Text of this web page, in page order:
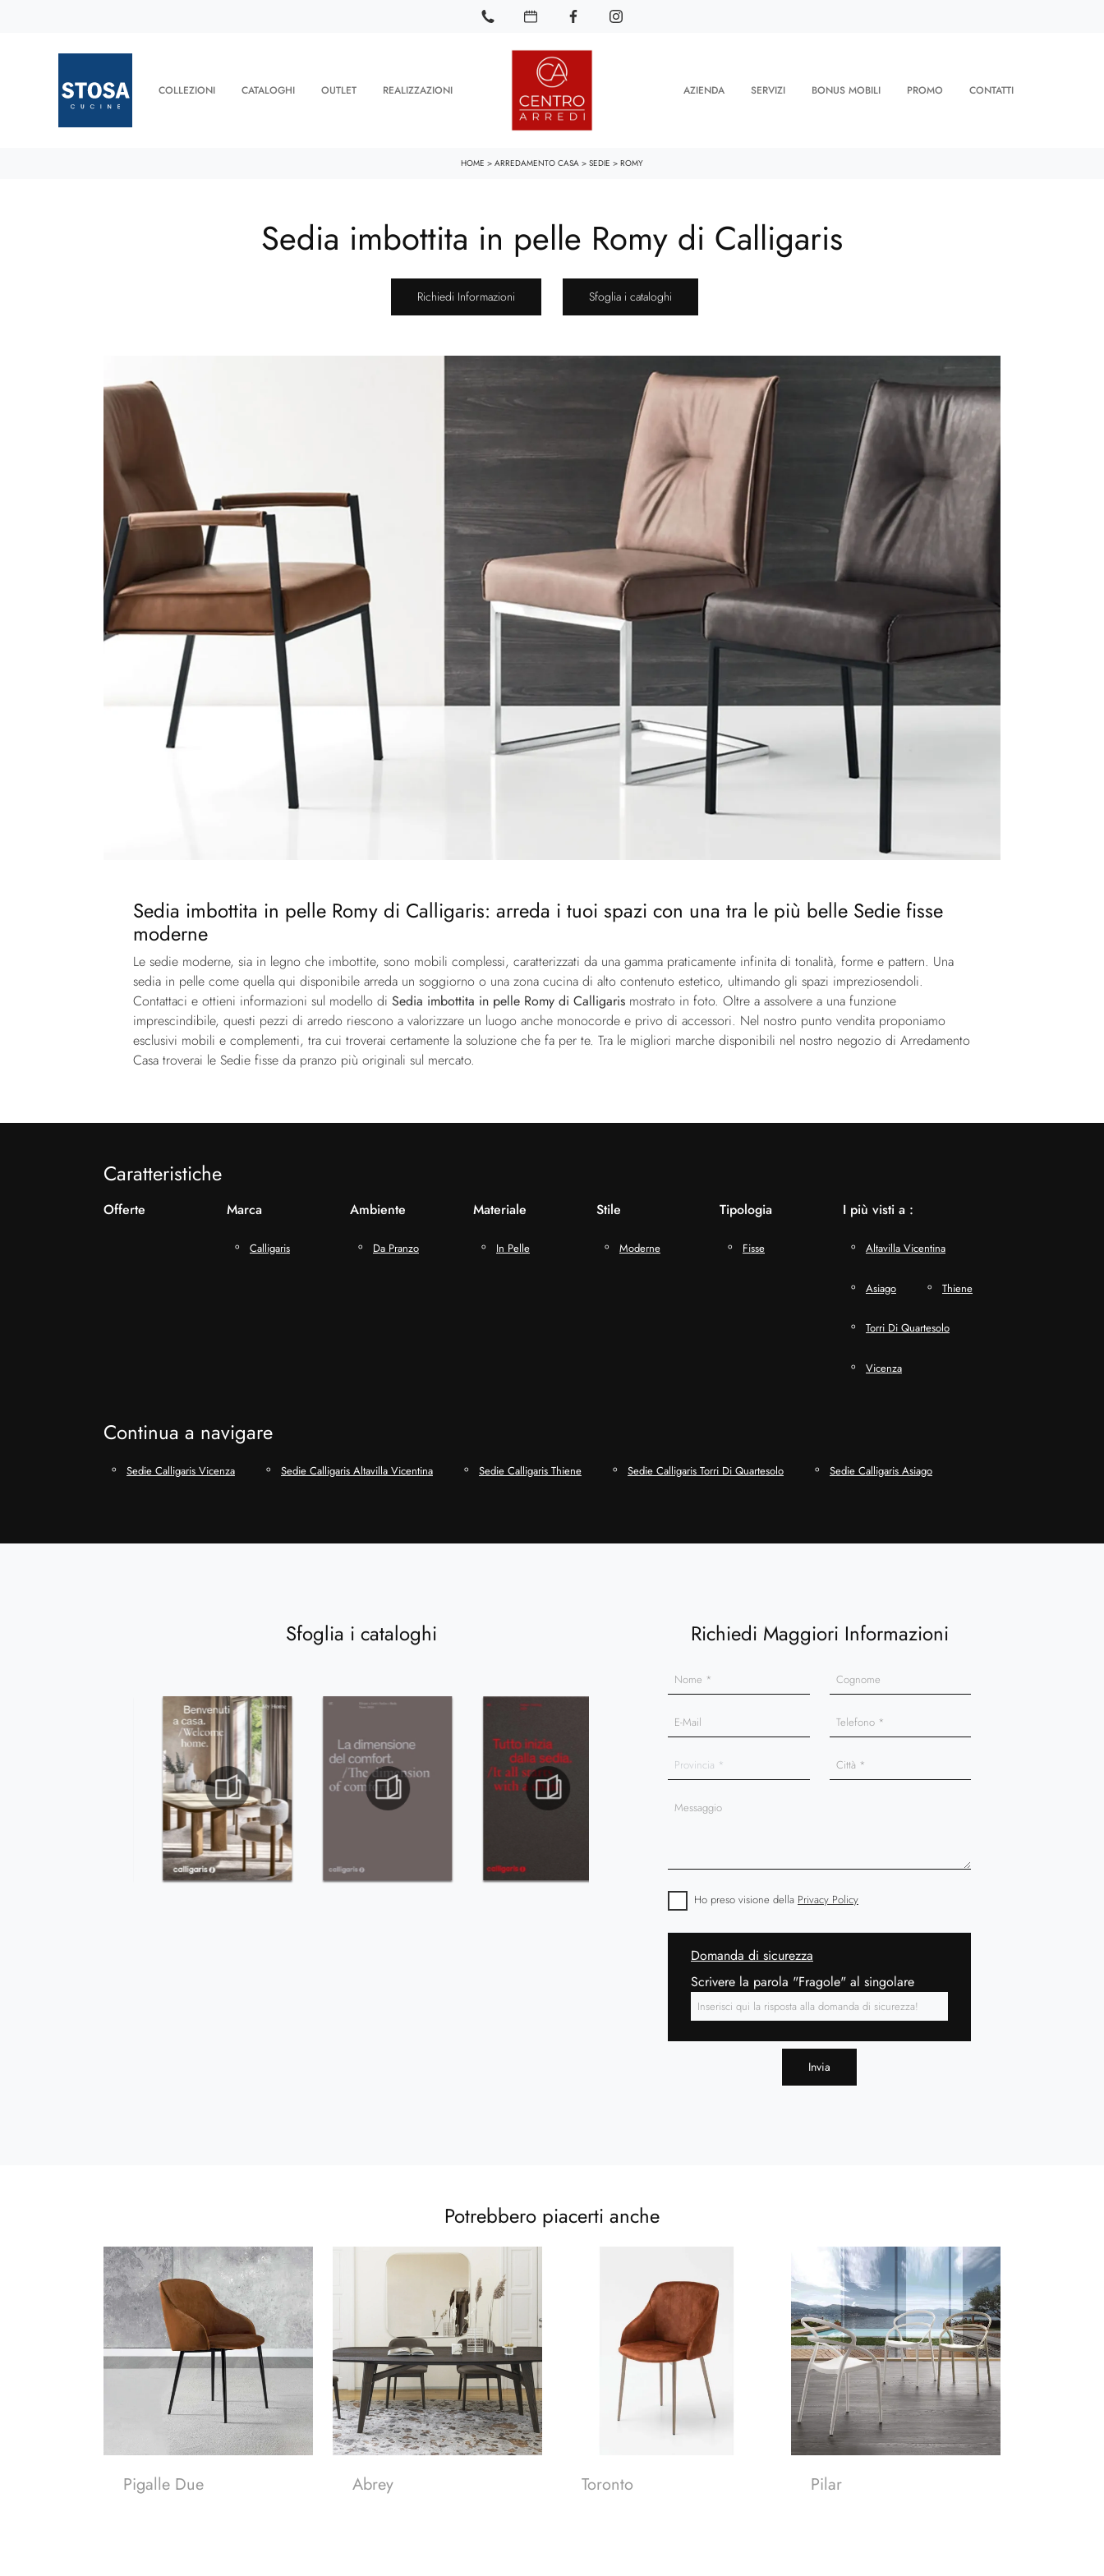
COLLEZIONI CATALOGHI OUTLET REALIZZAZIONI AZIENDA SERVIZI BONUS MOBILI PROMO CONTATTI
HOME > ARREDAMENTO CASA > SEDIE > ROMY
Sedia imbottita in pelle Romy di Calligaris
Richiedi Informazioni Sfoglia i cataloghi
Sedia imbottita in pelle Romy di Calligaris: arreda i tuoi spazi con una tra le più belle Sedie fisse
moderne
Le sedie moderne, sia in legno che imbottite, sono mobili complessi, caratterizzati da una gamma praticamente infinita di tonalità, forme e pattern. Una
sedia in pelle come quella qui disponibile arreda un soggiorno o una zona cucina di alto contenuto estetico, ultimando gli spazi impreziosendoli.
Contattaci e ottieni informazioni sul modello di Sedia imbottita in pelle Romy di Calligaris mostrato in foto. Oltre a assolvere a una funzione
imprescindibile, questi pezzi di arredo riescono a valorizzare un luogo anche monocorde e privo di accessori. Nel nostro punto vendita proponiamo
esclusivi mobili e complementi, tra cui troverai certamente la soluzione che fa per te. Tra le migliori marche disponibili nel nostro negozio di Arredamento
Casa troverai le Sedie fisse da pranzo più originali sul mercato.
Caratteristiche
Offerte Marca
Calligaris
Ambiente
Da Pranzo
Materiale
In Pelle
Stile
Moderne
Tipologia
Fisse
I più visti a :
Altavilla Vicentina
Asiago Thiene
Torri Di Quartesolo
Vicenza
Continua a navigare
Sedie Calligaris Vicenza Sedie Calligaris Altavilla Vicentina Sedie Calligaris Thiene Sedie Calligaris Torri Di Quartesolo Sedie Calligaris Asiago
Sfoglia i cataloghi Richiedi Maggiori Informazioni
Ho preso visione della Privacy Policy
Domanda di sicurezza
Scrivere la parola "Fragole" al singolare
Invia
Potrebbero piacerti anche
Pigalle Due Abrey Toronto Pilar